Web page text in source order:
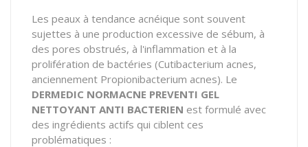
Les peaux à tendance acnéique sont souvent
sujettes à une production excessive de sébum, à
des pores obstrués, à l'inflammation et à la
prolifération de bactéries (Cutibacterium acnes,
anciennement Propionibacterium acnes). Le
DERMEDIC NORMACNE PREVENTI GEL
NETTOYANT ANTI BACTERIEN est formulé avec
des ingrédients actifs qui ciblent ces
problématiques :